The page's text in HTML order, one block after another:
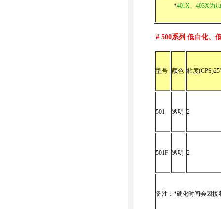
*401X、403X为
# 500系列 低白化、
型号 颜色 粘度
501 透明 2
501F 透明 2
备注：*硬化时间会因接